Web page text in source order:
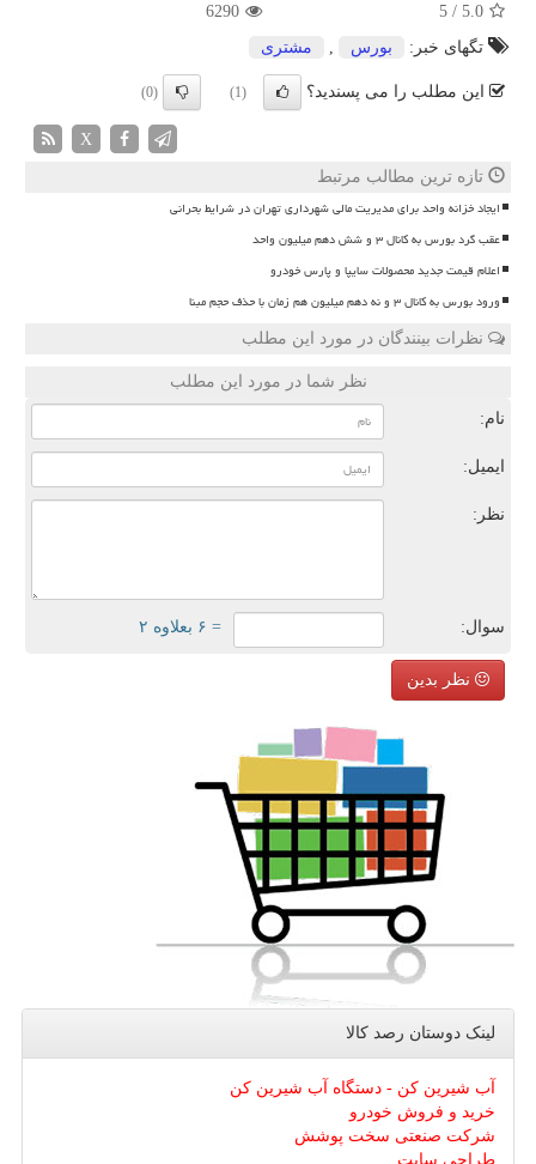
5.0
/
5
6290
تگهای خبر:
بورس مشتری
این مطلب را می پسندید؟ (1)
(0)
X
تازه ترین مطالب مرتبط
ایجاد خزانه واحد برای مدیریت مالی شهرداری تهران در شرایط بحرانی
عقب گرد بورس به کانال ۳ و شش دهم میلیون واحد
اعلام قیمت جدید محصولات سایپا و پارس خودرو
ورود بورس به کانال ۳ و نه دهم میلیون هم زمان با حذف حجم مبنا
نظرات بینندگان در مورد این مطلب
نظر شما در مورد این مطلب
نام:
ایمیل:
نظر:
سوال: = ۶ بعلاوه ۲
نظر بدین
لینک دوستان رصد كالا
آب شیرین کن - دستگاه آب شیرین کن
خرید و فروش خودرو
شرکت صنعتی سخت پوشش
طراحی سایت